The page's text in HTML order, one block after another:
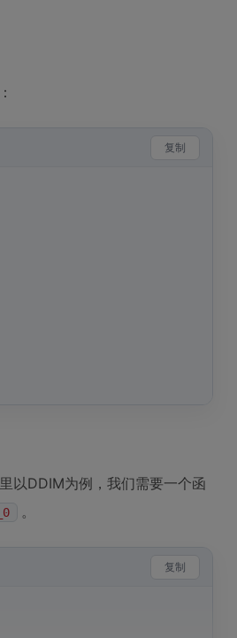
复制
以DDIM为例，我们需要一个函
。
复制